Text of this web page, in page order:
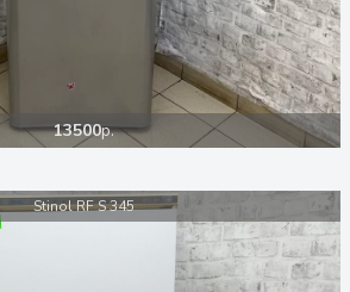
13500р.
Stinol RF S 345